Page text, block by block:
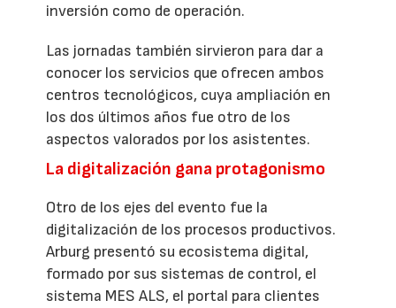
inversión como de operación.
Las jornadas también sirvieron para dar a
conocer los servicios que ofrecen ambos
centros tecnológicos, cuya ampliación en
los dos últimos años fue otro de los
aspectos valorados por los asistentes.
La digitalización gana protagonismo
Otro de los ejes del evento fue la
digitalización de los procesos productivos.
Arburg presentó su ecosistema digital,
formado por sus sistemas de control, el
sistema MES ALS, el portal para clientes